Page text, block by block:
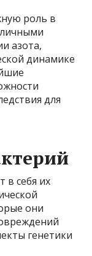
роль в
азота,
динамике
для
в себя их
они
генетики